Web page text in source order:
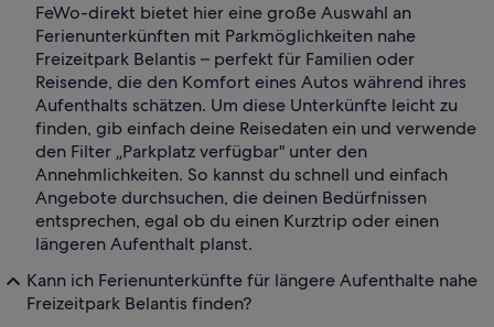
FeWo-direkt bietet hier eine große Auswahl an
Ferienunterkünften mit Parkmöglichkeiten nahe
Freizeitpark Belantis – perfekt für Familien oder
Reisende, die den Komfort eines Autos während ihres
Aufenthalts schätzen. Um diese Unterkünfte leicht zu
finden, gib einfach deine Reisedaten ein und verwende
den Filter „Parkplatz verfügbar" unter den
Annehmlichkeiten. So kannst du schnell und einfach
Angebote durchsuchen, die deinen Bedürfnissen
entsprechen, egal ob du einen Kurztrip oder einen
längeren Aufenthalt planst.
Kann ich Ferienunterkünfte für längere Aufenthalte nahe
Freizeitpark Belantis finden?